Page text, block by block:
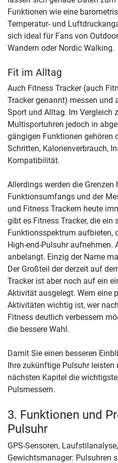
Funktionen wie eine
Temperatur- und
sich ideal für Fans von
Wandern oder Nordic Walking.
Fit im Alltag
Auch Fitness Tracker (auch
Tracker genannt) messen und
Sport und Alltag. Im Vergleich
Multisportuhren jedoch in
gängigen Funktionen gehören
Schritten, Kalorienverbrauch,
Kompatibilität.
Allerdings werden die
Funktionsumfangs und der
und Fitness Trackern heute
gibt es Fitness Tracker, die ein
Funktionsspektrum aufbieten,
High-end-Pulsuhr aufnehmen.
anbelangt. Einzig der Name
Der Großteil der derzeit auf
Tracker ist aber noch auf ein
Aktivität ausgelegt. Wem eine
Aktivitäten wichtig ist, wer
Fitness deutlich verbessern
die bessere Wahl.
Damit Sie einen besseren
Ihre zukünftige Pulsuhr leisten
nächsten Kapitel die
Pulsmessern.
3. Funktionen und
Pulsuhr
GPS-Sensoren,
Gewichtsmanager: Pulsuhren